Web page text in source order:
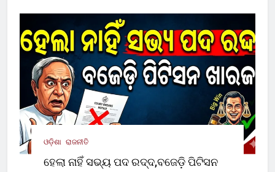
ଓଡ଼ିଶା ରାଜନୀତି
ହେଲା ନାହିଁ ସଭ୍ୟ ପଦ ରଦ୍ଦ,ବଜେଡ଼ି ପିଟିସନ